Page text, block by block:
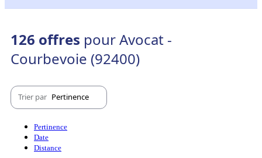
126 offres pour Avocat -
Courbevoie (92400)
Trier par Pertinence
Pertinence
Date
Distance